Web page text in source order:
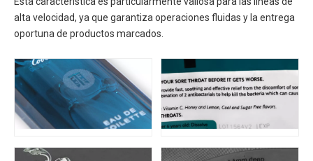
alta velocidad, ya que garantiza operaciones fluidas y la entrega
oportuna de productos marcados.